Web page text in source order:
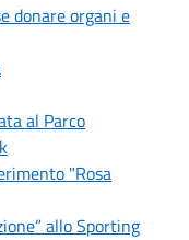
donare organi e
al Parco
"Rosa
allo Sporting